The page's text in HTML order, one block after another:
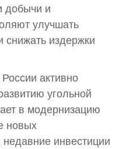
добычи и
улучшать
снижать издержки
активно
угольной
в модернизацию
новых
инвестиции